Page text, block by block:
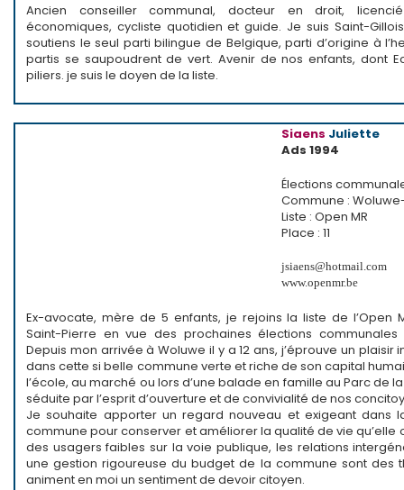
Ancien conseiller communal, docteur en droit,
économiques, cycliste quotidien et guide. Je suis Saint-
soutiens le seul parti bilingue de Belgique, parti d’origine à
partis se saupoudrent de vert. Avenir de nos enfants, dont
piliers. je suis le doyen de la liste.
Siaens Juliette
Ads 1994
Élections
Commune :
Liste : Open MR
Place : 11
jsiaens@hotmail.com
www.openmr.be
Ex-avocate, mère de 5 enfants, je rejoins la liste de l’Open
Saint-Pierre en vue des prochaines élections
Depuis mon arrivée à Woluwe il y a 12 ans, j’éprouve un plaisir
dans cette si belle commune verte et riche de son capital
l’école, au marché ou lors d’une balade en famille au Parc de
séduite par l’esprit d’ouverture et de convivialité de nos
Je souhaite apporter un regard nouveau et exigeant dans
commune pour conserver et améliorer la qualité de vie qu’elle
des usagers faibles sur la voie publique, les relations
une gestion rigoureuse du budget de la commune sont des
animent en moi un sentiment de devoir citoyen.